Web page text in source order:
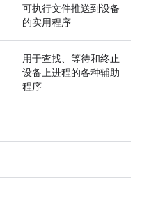
可执行文件推送到设备
的实用程序
用于查找、等待和终止
设备上进程的各种辅助
程序